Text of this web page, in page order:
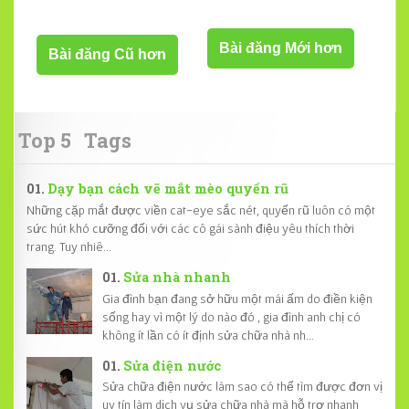
Bài đăng Mới hơn
Bài đăng Cũ hơn
Top 5 Tags
Dạy bạn cách vẽ mắt mèo quyến rũ
Những cặp mắt được viền cat-eye sắc nét, quyến rũ luôn có một
sức hút khó cưỡng đối với các cô gái sành điệu yêu thích thời
trang. Tuy nhiê...
Sửa nhà nhanh
Gia đình bạn đang sở hữu một mái ấm do điền kiện
sống hay vì một lý do nào đó , gia đình anh chị có
không ít lần có ít định sửa chữa nhà nh...
Sửa điện nước
Sửa chữa điện nước làm sao có thể tìm được đơn vị
uy tín làm dịch vụ sửa chữa nhà mà hỗ trợ nhanh